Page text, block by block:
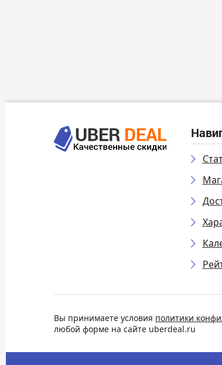
Вы принимаете условия политики
любой форме на сайте uberdeal.ru